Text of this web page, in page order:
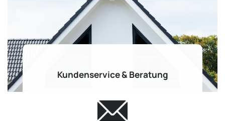
Kundenservice & Beratung